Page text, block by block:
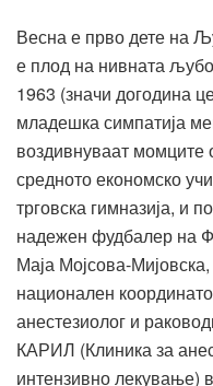
Весна е прво дете на
е плод на нивната
1963 (значи догодина
младешка симпатија
воздивнуваат
средното економско
трговска гимназија, и
надежен фудбалер на
Маја Мојсова-
национален
анестезиолог и
КАРИЛ (Клиника за
интензивно лекување)